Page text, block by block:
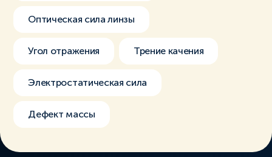
Оптическая сила линзы
Угол отражения Трение качения
Электростатическая сила
Дефект массы